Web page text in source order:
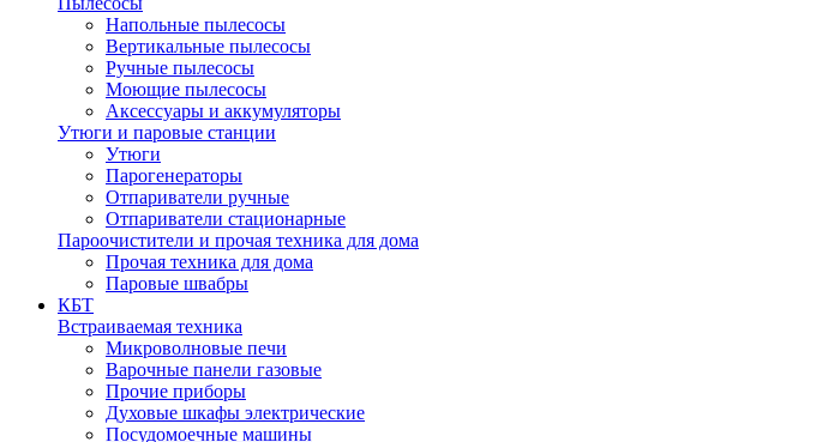
Напольные пылесосы
Вертикальные пылесосы
Ручные пылесосы
Моющие пылесосы
Аксессуары и аккумуляторы
Утюги и паровые станции
Утюги
Парогенераторы
Отпариватели ручные
Отпариватели стационарные
Пароочистители и прочая техника для дома
Прочая техника для дома
Паровые швабры
КБТ
Встраиваемая техника
Микроволновые печи
Варочные панели газовые
Прочие приборы
Духовые шкафы электрические
Посудомоечные машины